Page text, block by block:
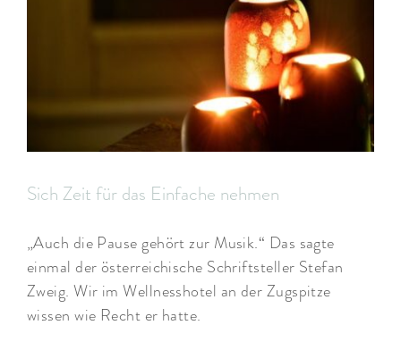
ARRANGEMENTS
WISSENSWERTES
Sich Zeit für das Einfache nehmen
„Auch die Pause gehört zur Musik.“ Das sagte
einmal der österreichische Schriftsteller Stefan
Zweig. Wir im Wellnesshotel an der Zugspitze
wissen wie Recht er hatte.